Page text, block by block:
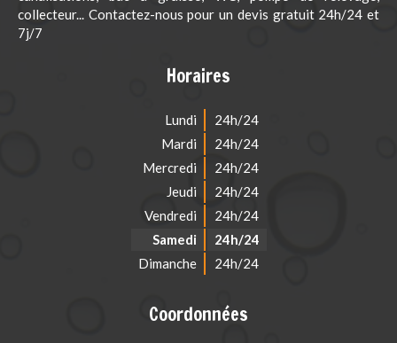
collecteur... Contactez-nous pour un devis gratuit 24h/24 et
7j/7
Horaires
Lundi
24h/24
Mardi
24h/24
Mercredi
24h/24
Jeudi
24h/24
Vendredi
24h/24
Samedi
24h/24
Dimanche
24h/24
Coordonnées